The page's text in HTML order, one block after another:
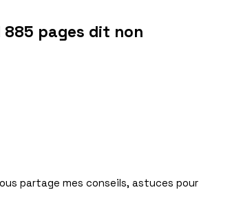
pages dit non
partage mes conseils, astuces pour